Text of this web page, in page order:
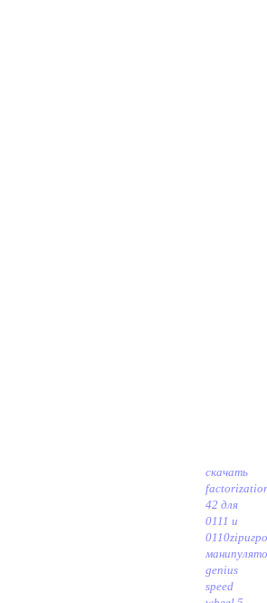
скачать
42 для
0111 и
0110zip
genius
speed